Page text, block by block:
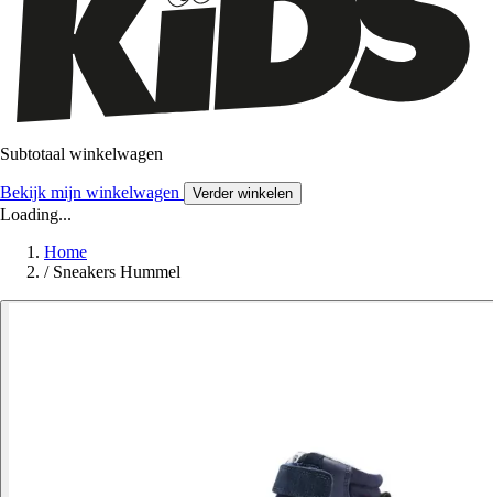
Subtotaal winkelwagen
Bekijk mijn winkelwagen Verder winkelen
Loading...
Home
/ Sneakers Hummel